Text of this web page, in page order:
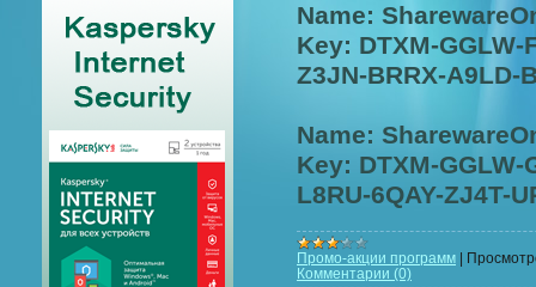
Name:
Key: DTXM-GGLW-
Z3JN-BRRX-A9LD-
Name:
Key: DTXM-GGLW-
L8RU-6QAY-ZJ4T-
Промо-акции программ
Комментарии (0)